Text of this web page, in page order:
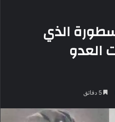
الذي
العدو